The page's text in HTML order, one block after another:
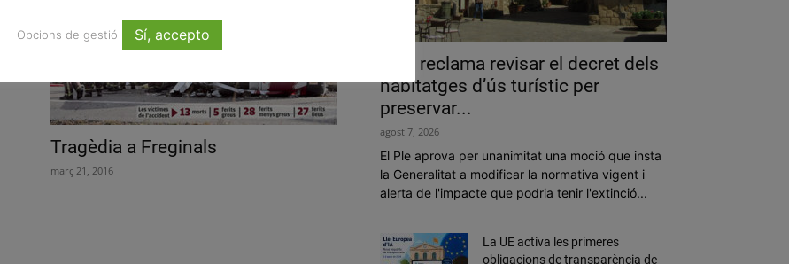
Tragèdia a Freginals
març 21, 2016
Pals reclama revisar el decret dels
habitatges d’ús turístic per
preservar...
agost 7, 2026
El Ple aprova per unanimitat una moció que insta
la Generalitat a modificar la normativa vigent i
alerta de l'impacte que podria tenir l'extinció...
La UE activa les primeres
obligacions de transparència de
Opcions de gestió Sí, accepto